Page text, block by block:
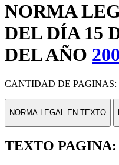
NORMA
DEL DÍA 15
DEL AÑO
CANTIDAD DE PAGINAS:
NORMA LEGAL EN TEXTO
TEXTO PAGINA: